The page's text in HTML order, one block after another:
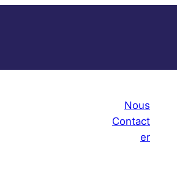
Nous
Contact
er